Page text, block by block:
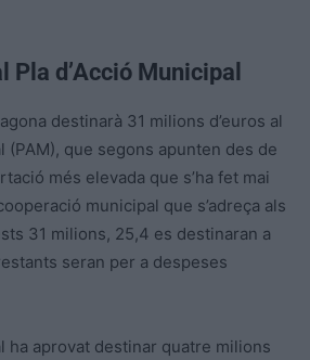
Pla d’Acció Municipal
destinarà 31 milions d’euros al
(PAM), que segons apunten des de
més elevada que s’ha fet mai
municipal que s’adreça als
31 milions, 25,4 es destinaran a
seran per a despeses
ha aprovat destinar quatre milions